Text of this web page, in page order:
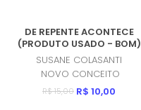
DE REPENTE ACONTECE
(PRODUTO USADO - BOM)
SUSANE COLASANTI
NOVO CONCEITO
R$ 15,00 R$ 10,00